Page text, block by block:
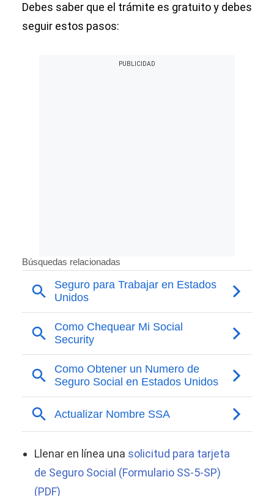
Debes saber que el trámite es gratuito y debes
seguir estos pasos:
Llenar en línea una solicitud para tarjeta
de Seguro Social (Formulario SS-5-SP)
(PDF)